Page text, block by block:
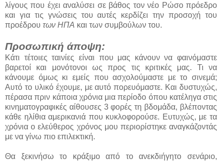
λίγους που έχει αναλύσει σε βάθος τον νέο Ρώσο πρόεδρο
και για τις γνώσεις του αυτές κερδίζει την προσοχή του
προέδρου των ΗΠΑ και των συμβούλων του.
Προσωπική άποψη:
Κάτι τέτοιες ταινίες είναι που μας κάνουν να φαινόμαστε
βαρετοί και μονότονοι ως προς τις κριτικές μας. Τι να
κάνουμε όμως κι εμείς που ασχολούμαστε με το σινεμά;
Αυτό το υλικό έχουμε, με αυτό πορευόμαστε. Και δυστυχώς,
πέρασα πριν κάποια χρόνια μια περίοδο όπου κατέληγα στις
κινηματογραφικές αίθουσες 3 φορές τη βδομάδα, βλέποντας
κάθε ηλίθια αμερικανιά που κυκλοφορούσε. Ευτυχώς, με τα
χρόνια ο ελεύθερος χρόνος μου περιορίστηκε αναγκάζοντάς
με να γίνω πιο επιλεκτική.
Θα ξεκινήσω το κράξιμο από το ανεκδιήγητο σενάριο,